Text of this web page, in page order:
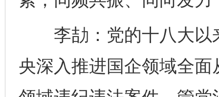
李劼：党的十八大以
央深入推进国企领域全